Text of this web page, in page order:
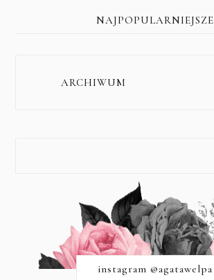
NAJPOPULARNIEJSZE
ARCHIWUM
instagram @agatawelpa